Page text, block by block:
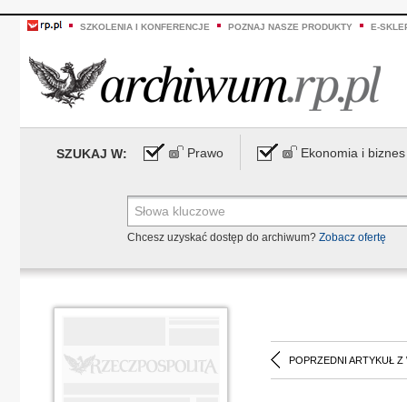
SZKOLENIA I KONFERENCJE POZNAJ NASZE PRODUKTY E-
SZUKAJ W: Prawo Ekonomia i biznes
Chcesz uzyskać dostęp do archiwum? Zobacz ofertę
POPRZEDNI ARTYKUŁ Z